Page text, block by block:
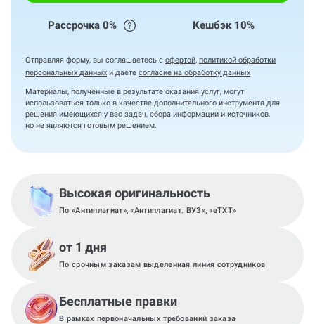
Рассрочка 0% Кешбэк 10%
Отправляя форму, вы соглашаетесь с офертой, политикой обработки
персональных данных и даете согласие на обработку данных
Материалы, полученные в результате оказания услуг, могут
использоваться только в качестве дополнительного инструмента для
решения имеющихся у вас задач, сбора информации и источников,
но не являются готовым решением.
Высокая оригинальность
По «Антиплагиат», «Антиплагиат. ВУЗ», «eTXT»
от 1 дня
По срочным заказам выделенная линия сотрудников
Бесплатные правки
В рамках первоначальных требований заказа